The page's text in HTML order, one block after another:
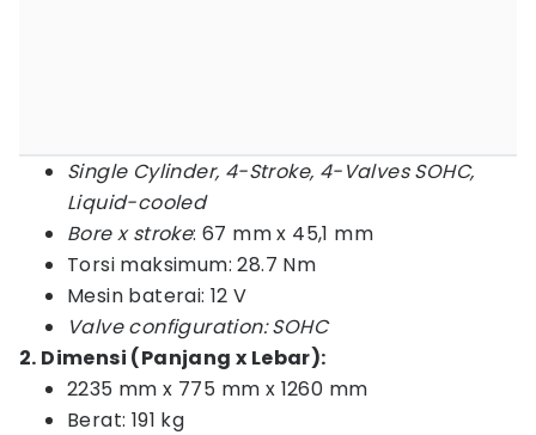
Single Cylinder, 4-Stroke, 4-Valves SOHC,
Liquid-cooled
Bore x stroke: 67 mm x 45,1 mm
Torsi maksimum: 28.7 Nm
Mesin baterai: 12 V
Valve configuration: SOHC
2. Dimensi (Panjang x Lebar):
2235 mm x 775 mm x 1260 mm
Berat: 191 kg